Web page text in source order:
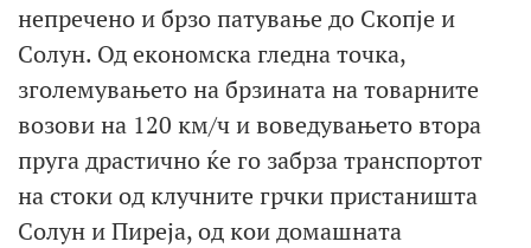
непречено и брзо патување до Скопје и
Солун. Од економска гледна точка,
зголемувањето на брзината на товарните
возови на 120 км/ч и воведувањето втора
пруга драстично ќе го забрза транспортот
на стоки од клучните грчки пристаништа
Солун и Пиреја, од кои домашната